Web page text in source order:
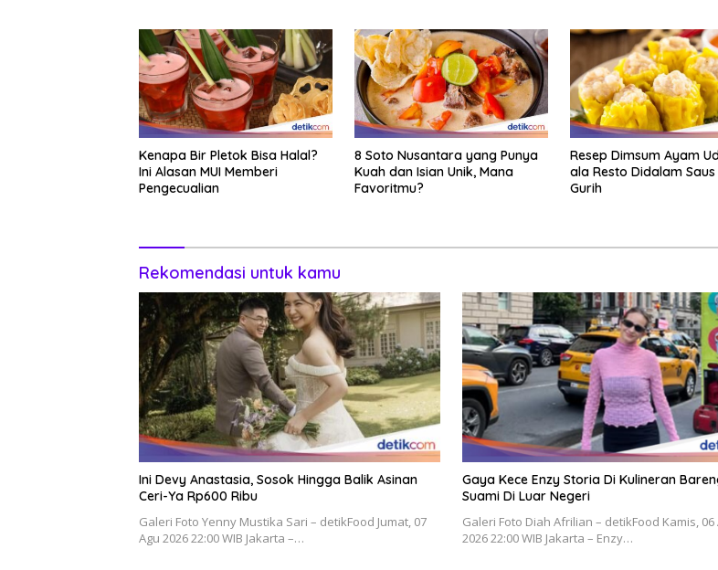
Kenapa Bir Pletok Bisa Halal?
Ini Alasan MUI Memberi
Pengecualian
8 Soto Nusantara yang Punya
Kuah dan Isian Unik, Mana
Favoritmu?
Resep Dimsum Ayam
ala Resto Didalam Saus
Gurih
Rekomendasi untuk kamu
Ini Devy Anastasia, Sosok Hingga Balik Asinan
Ceri-Ya Rp600 Ribu
Galeri Foto Yenny Mustika Sari – detikFood Jumat, 07
Agu 2026 22:00 WIB Jakarta –…
Gaya Kece Enzy Storia Di Kulineran
Suami Di Luar Negeri
Galeri Foto Diah Afrilian – detikFood Kamis, 06
2026 22:00 WIB Jakarta – Enzy…